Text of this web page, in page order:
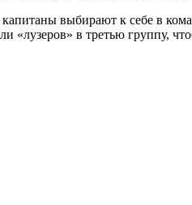
выбирают к себе в
«лузеров» в третью группу,